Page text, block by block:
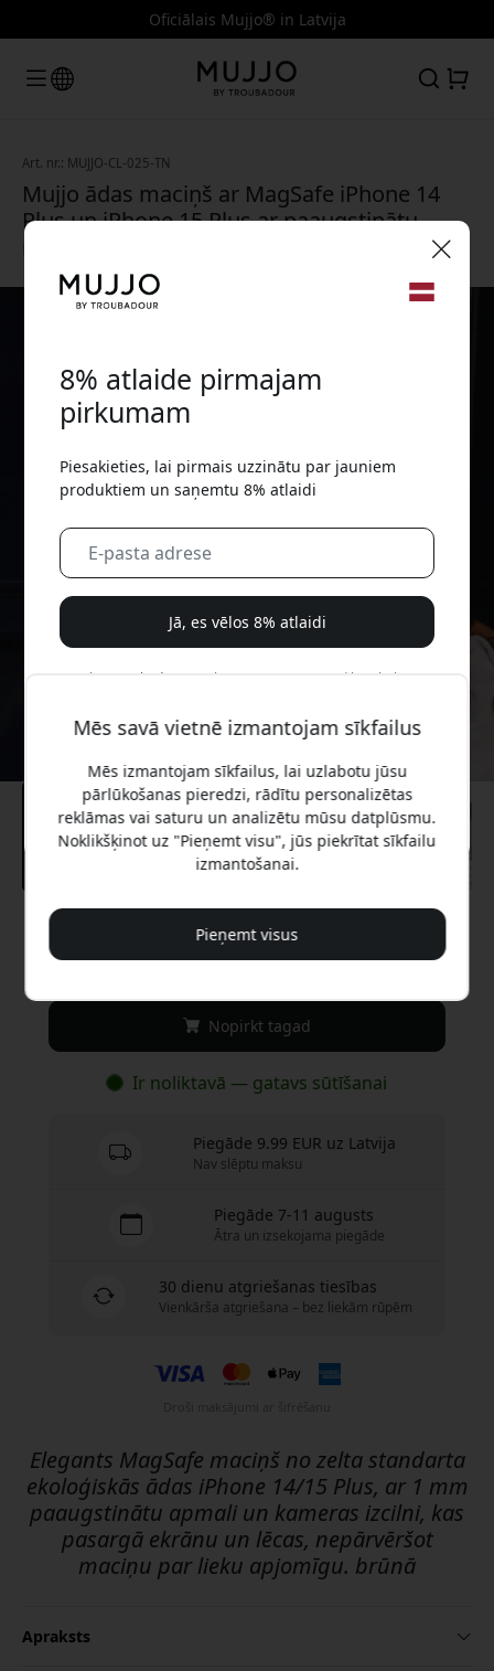
Oficiālais Mujjo® in Latvija
Art. nr.: MUJJO-CL-025-TN
Mujjo ādas maciņš ar MagSafe iPhone 14
Plus un iPhone 15 Plus ar paaugstinātu
Ieteicamā cena
29.99 EUR
Nopirkt tagad
Ir noliktavā — gatavs sūtīšanai
Piegāde 9.99 EUR uz Latvija
Nav slēptu maksu
Piegāde 7-11 augusts
Ātra un izsekojama piegāde
30 dienu atgriešanas tiesības
Vienkārša atgriešana – bez liekām rūpēm
Elegants MagSafe maciņš no zelta standarta
ekoloģiskās ādas iPhone 14/15 Plus, ar 1 mm
paaugstinātu apmali un kameras izcilni, kas
pasargā ekrānu un lēcas, nepārvēršot
maciņu par lieku apjomīgu. brūnā
Apraksts
Mēs savā vietnē izmantojam sīkfailus
Mēs izmantojam sīkfailus, lai uzlabotu jūsu
pārlūkošanas pieredzi, rādītu personalizētas
reklāmas vai saturu un analizētu mūsu datplūsmu.
Noklikšķinot uz "Pieņemt visu", jūs piekrītat sīkfailu
izmantošanai.
Pieņemt visus
8% atlaide pirmajam
pirkumam
Piesakieties, lai pirmais uzzinātu par jauniem
produktiem un saņemtu 8% atlaidi
Jā, es vēlos 8% atlaidi
Mēs jums nekad nesūtīsim surogātpastu. Reģistrējoties,
izglītojošām sērijām un īpašiem piedāvājumiem.
Nē, es labāk maksātu pilnu cenu.
🎉 Jūsu atlaižu kods:
Izmantojiet šo kodu, veicot pasūtījumu, lai
saņemtu 8% atlaidi.